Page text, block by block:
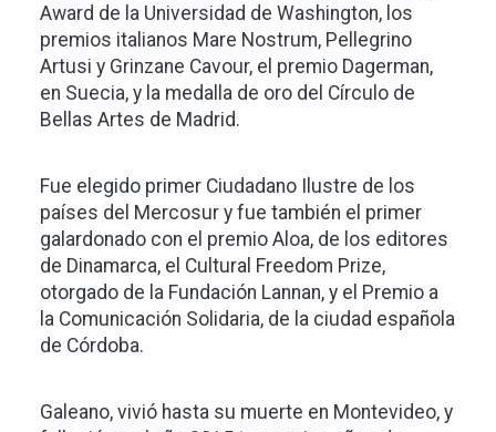
Award de la Universidad de Washington, los
premios italianos Mare Nostrum, Pellegrino
Artusi y Grinzane Cavour, el premio Dagerman,
en Suecia, y la medalla de oro del Círculo de
Bellas Artes de Madrid.
Fue elegido primer Ciudadano Ilustre de los
países del Mercosur y fue también el primer
galardonado con el premio Aloa, de los editores
de Dinamarca, el Cultural Freedom Prize,
otorgado de la Fundación Lannan, y el Premio a
la Comunicación Solidaria, de la ciudad española
de Córdoba.
Galeano, vivió hasta su muerte en Montevideo, y